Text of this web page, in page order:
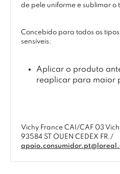
de pele uniforme e sublimar o
Concebido para todos os
sensíveis.
Aplicar o produto
reaplicar para maior
Vichy France CAI/CAF 03
93584 ST OUEN CEDEX FR./